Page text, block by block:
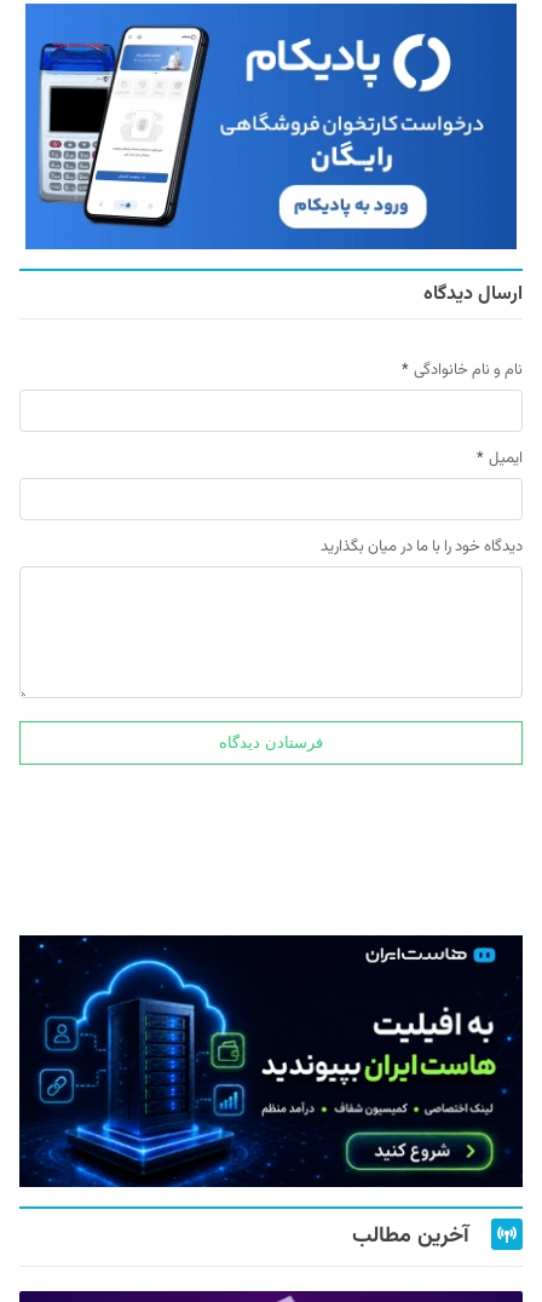
ارسال دیدگاه
نام و نام خانوادگی *
ایمیل *
دیدگاه خود را با ما در میان بگذارید
آخرین مطالب